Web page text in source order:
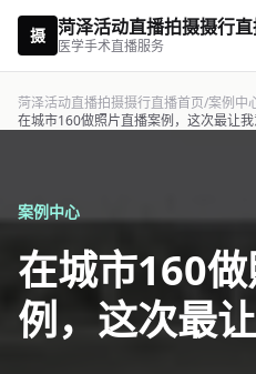
摄 菏泽活动直播拍摄摄行
医学手术直播服务
菏泽活动直播拍摄摄行直播首页/案例中
在城市160做照片直播案例，这次最让
案例中心
在城市160
例，这次最